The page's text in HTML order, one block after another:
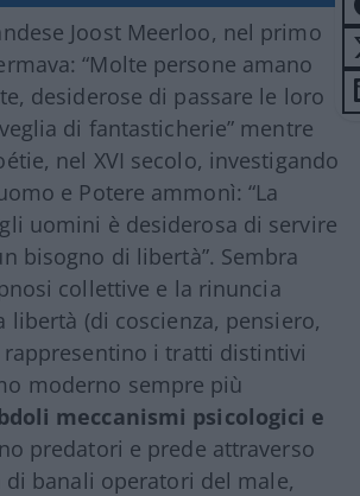
Joost Meerloo, nel primo
“Molte persone amano
desiderose di passare le loro
di fantasticherie” mentre
nel XVI secolo, investigando
e Potere ammonì: “La
uomini è desiderosa di servire
bisogno di libertà”. Sembra
collettive e la rinuncia
libertà (di coscienza, pensiero,
rappresentino i tratti distintivi
moderno sempre più
meccanismi psicologici e
predatori e prede attraverso
di banali operatori del male,